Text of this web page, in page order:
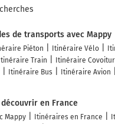
de transports avec Mappy
Piéton Itinéraire Vélo
Itinéraire Train Itinéraire
Itinéraire Bus Itinéraire Avion
en France
Mappy Itinéraires en France